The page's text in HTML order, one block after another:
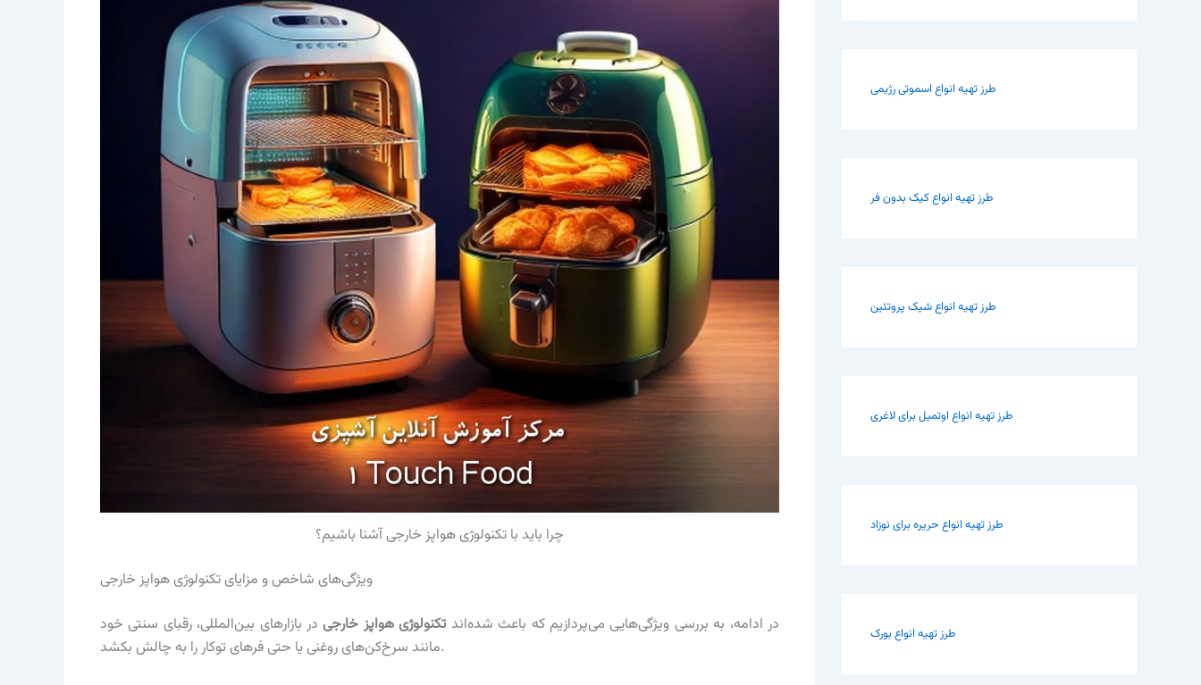
چرا باید با تکنولوژی هواپز خارجی آشنا باشیم؟
ویژگی‌های شاخص و مزایای تکنولوژی هواپز خارجی
در ادامه، به بررسی ویژگی‌هایی می‌پردازیم که باعث شده‌اندتکنولوژی هواپز خارجی در بازارهای بین‌المللی، رقبای سنتی خود
مانند سرخ‌کن‌های روغنی یا حتی فرهای توکار را به چالش بکشد.
طرز تهیه انواع اسموتی رژیمی
طرز تهیه انواع کیک بدون فر
طرز تهیه انواع شیک پروتئین
طرز تهیه انواع اوتمیل برای لاغری
طرز تهیه انواع حریره برای نوزاد
طرز تهیه انواع بورک